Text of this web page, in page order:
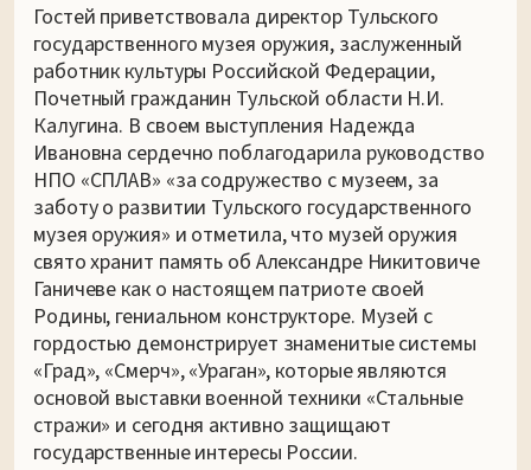
Гостей приветствовала директор Тульского
государственного музея оружия, заслуженный
работник культуры Российской Федерации,
Почетный гражданин Тульской области Н.И.
Калугина. В своем выступления Надежда
Ивановна сердечно поблагодарила руководство
НПО «СПЛАВ» «за содружество с музеем, за
заботу о развитии Тульского государственного
музея оружия» и отметила, что музей оружия
свято хранит память об Александре Никитовиче
Ганичеве как о настоящем патриоте своей
Родины, гениальном конструкторе. Музей с
гордостью демонстрирует знаменитые системы
«Град», «Смерч», «Ураган», которые являются
основой выставки военной техники «Стальные
стражи» и сегодня активно защищают
государственные интересы России.